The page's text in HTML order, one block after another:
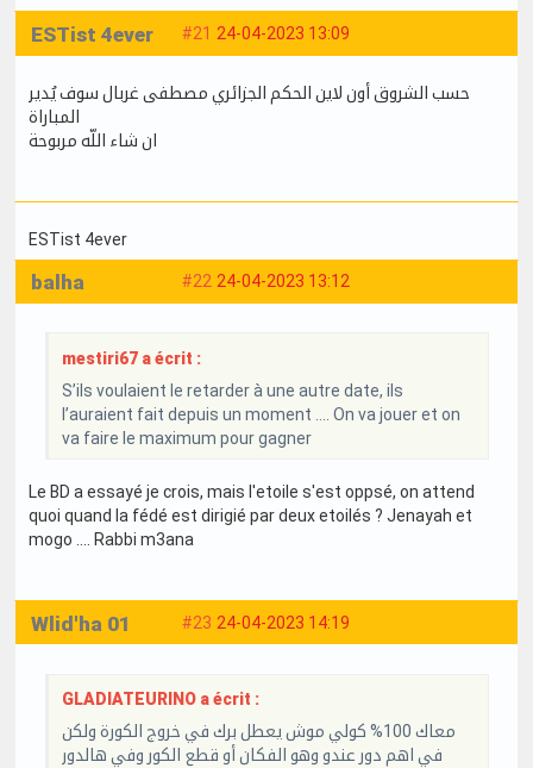
#21 24-04-2023 13:09
ESTist 4ever
حسب الشروق أون لاين الحكم الجزائري مصطفى غربال سوف يُدير
المباراة
ان شاء اللّه مربوحة
ESTist 4ever
#22 24-04-2023 13:12
balha
mestiri67 a écrit :
S’ils voulaient le retarder à une autre date, ils
l’auraient fait depuis un moment …. On va jouer et on
va faire le maximum pour gagner
Le BD a essayé je crois, mais l'etoile s'est oppsé, on attend
quoi quand la fédé est dirigié par deux etoilés ? Jenayah et
mogo .... Rabbi m3ana
#23 24-04-2023 14:19
Wlid'ha 01
GLADIATEURINO a écrit :
معاك 100% كولي موش يعطل برك في خروج الكورة ولكن
في اهم دور عندو وهو الفكان أو قطع الكور وفي هالدور